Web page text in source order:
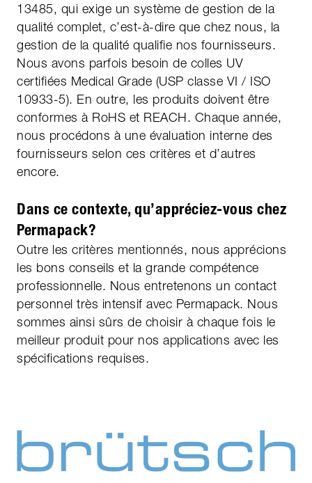
13485, qui exige un système de gestion de la
qualité complet, c’est-à-dire que chez nous, la
gestion de la qualité qualifie nos fournisseurs.
Nous avons parfois besoin de colles UV
certifiées Medical Grade (USP classe VI / ISO
10933-5). En outre, les produits doivent être
conformes à RoHS et REACH. Chaque année,
nous procédons à une évaluation interne des
fournisseurs selon ces critères et d’autres
encore.
Dans ce contexte, qu’appréciez-vous chez
Permapack?
Outre les critères mentionnés, nous apprécions
les bons conseils et la grande compétence
professionnelle. Nous entretenons un contact
personnel très intensif avec Permapack. Nous
sommes ainsi sûrs de choisir à chaque fois le
meilleur produit pour nos applications avec les
spécifications requises.